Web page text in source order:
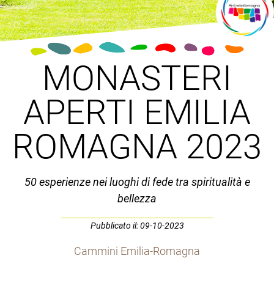
MONASTERI
APERTI EMILIA
ROMAGNA 2023
50 esperienze nei luoghi di fede tra spiritualità e
bellezza
Pubblicato il: 09-10-2023
Cammini Emilia-Romagna